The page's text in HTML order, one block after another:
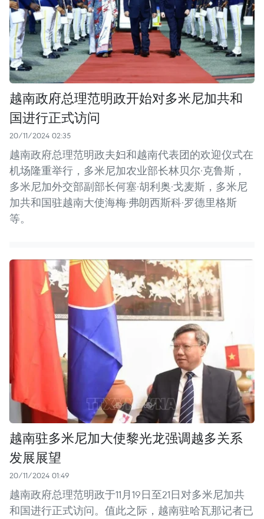
越南政府总理范明政开始对多米尼加共和
国进行正式访问
20/11/2024 02:35
越南政府总理范明政夫妇和越南代表团的欢迎仪式在
机场隆重举行，多米尼加农业部长林贝尔·克鲁斯，
多米尼加外交部副部长何塞·胡利奥·戈麦斯，多米尼
加共和国驻越南大使海梅·弗朗西斯科·罗德里格斯
等。
越南驻多米尼加大使黎光龙强调越多关系
发展展望
20/11/2024 01:49
越南政府总理范明政于11月19日至21日对多米尼加共
和国进行正式访问。值此之际，越南驻哈瓦那记者已